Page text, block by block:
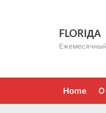
FLORIДА
Home О